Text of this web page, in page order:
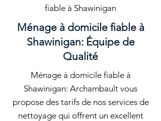
fiable à Shawinigan
Ménage à domicile fiable à
Shawinigan: Équipe de
Qualité
Ménage à domicile fiable à
Shawinigan: Archambault vous
propose des tarifs de nos services de
nettoyage qui offrent un excellent